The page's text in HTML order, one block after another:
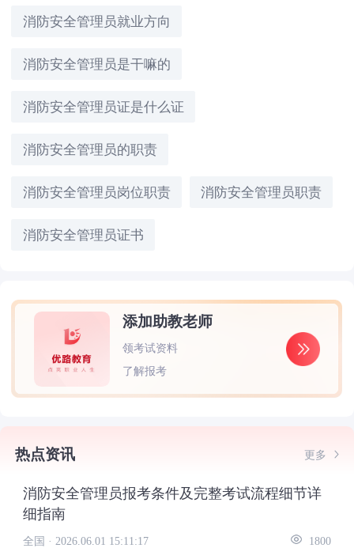
消防安全管理员就业方向
消防安全管理员是干嘛的
消防安全管理员证是什么证
消防安全管理员的职责
消防安全管理员岗位职责 消防安全管理员职责
消防安全管理员证书
添加助教老师
领考试资料
了解报考
热点资讯 更多
消防安全管理员报考条件及完整考试流程细节详
细指南
全国 · 2026.06.01 15:11:17 1800